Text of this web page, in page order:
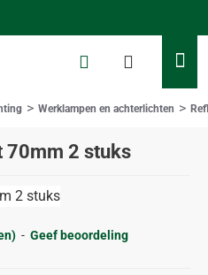
70mm 2 stuks
Werklampen en achterlichten
- Geef beoordeling